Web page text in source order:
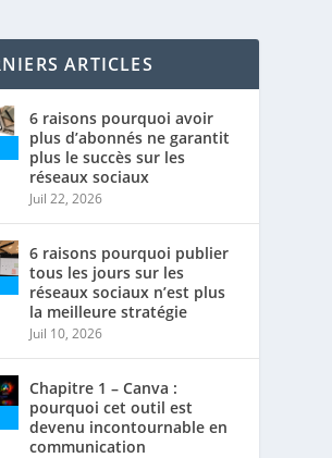
ARTICLES
6 raisons pourquoi avoir
plus d’abonnés ne garantit
plus le succès sur les
réseaux sociaux
Juil 22, 2026
6 raisons pourquoi publier
tous les jours sur les
réseaux sociaux n’est plus
la meilleure stratégie
Juil 10, 2026
Chapitre 1 – Canva :
pourquoi cet outil est
devenu incontournable en
communication